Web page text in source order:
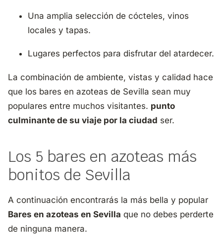
Una amplia selección de cócteles, vinos
locales y tapas.
Lugares perfectos para disfrutar del atardecer.
La combinación de ambiente, vistas y calidad hace
que los bares en azoteas de Sevilla sean muy
populares entre muchos visitantes. punto
culminante de su viaje por la ciudad ser.
Los 5 bares en azoteas más
bonitos de Sevilla
A continuación encontrarás la más bella y popular
Bares en azoteas en Sevilla que no debes perderte
de ninguna manera.